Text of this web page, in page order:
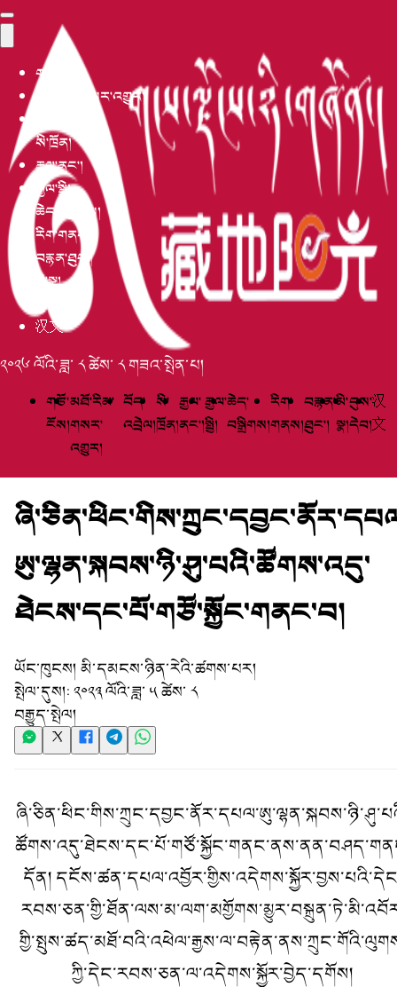
གཙོ་ངོས།
མཐོ་རིམ་གསར་འགྱུར།
སི་ཁྲོན།
རྒྱལ་ནང་།
རྒྱལ་སྤྱི།
ཆེད་བསྒྲིགས།
རིག་གནས།
བརྙན་ཐུང་།
མི་སྣ།
དུས་དེབ།
汉文
༢༠༢༦ ལོའི་ཟླ་ ༨ ཚེས་ ༨ གཟའ་སྤེན་པ།
གཙོ་
ངོས།
མཐོ་རིམ་
གསར་
འགྱུར།
བོད་
འབྲེལ།
སི་
ཁྲོན།
རྒྱལ་
ནང་།
རྒྱལ་
སྤྱི།
ཆེད་
བསྒྲིགས།
རིག་
གནས།
བརྙན་
ཐུང་།
མི་
སྣ།
དུས་
དེབ།
汉
文
ཨུ་ལྷན་སྐབས་ཉི་ཤུ་པའི་ཚོགས་འདུ་
ཐེངས་དང་པོ་གཙོ་སྐྱོང་གནང་བ།
ཡོང་ཁུངས། མི་དམངས་ཉིན་རེའི་ཚགས་པར།
སྤེལ་དུས།:༢༠༢༣ ལོའི་ཟླ་ ༥ ཚེས་ ༨
བརྒྱུད་སྤེལ།
དོན།
ཀྱི་དེང་རབས་ཅན་ལ་འདེགས་སྐྱོར་བྱེད་དགོས།